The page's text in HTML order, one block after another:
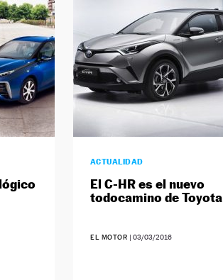
ACTUALIDAD
El C-HR es el nuevo
todocamino de Toyota
EL MOTOR | 03/03/2016